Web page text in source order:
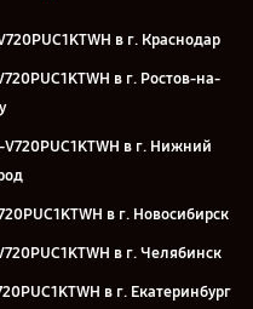
в г. Краснодар
в г. Ростов-на-
в г. Нижний
в г. Новосибирск
в г. Челябинск
в г. Екатеринбург